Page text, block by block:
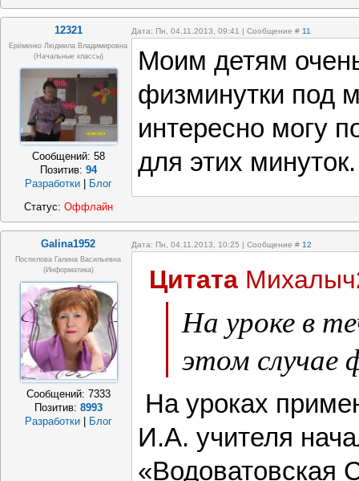
12321 Дата: Пн, 04.11.2013, 09:41 | Сообщение # 11
Ерёменко Людмила Владимировна
(начальные классы)
Сообщений: 58
Позитив: 94
Разработки
Блог
Моим детям
физминутки под
интересно могу
для этих минуток.
Статус: Оффлайн
Galina1952 Дата: Пн, 04.11.2013, 10:25 | Сообщение # 12
Поспелова Галина Васильевна
(информатика)
Сообщений: 7333
Позитив: 8993
Разработки
Блог
Цитата
На уроке в
этом случае
На уроках
И.А. учителя
«Водоватовская